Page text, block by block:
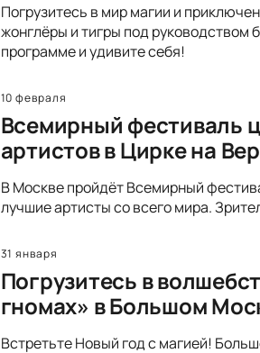
Погрузитесь в мир магии и
жонглёры и тигры под руководством
программе и удивите себя!
10 февраля
Всемирный фестиваль
артистов в Цирке на
В Москве пройдёт Всемирный
лучшие артисты со всего мира.
31 января
Погрузитесь в
гномах» в Большом
Встретьте Новый год с магией!